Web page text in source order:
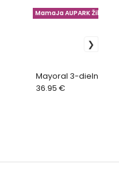
Mayoral 3-dielna
MamaJa AUPARK Žilina
36.95 €